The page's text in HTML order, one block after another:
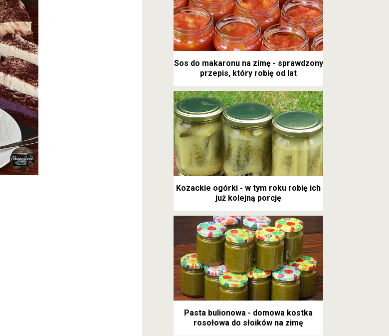
Sos do makaronu na zimę - sprawdzony
przepis, który robię od lat
Kozackie ogórki - w tym roku robię ich
już kolejną porcję
Pasta bulionowa - domowa kostka
rosołowa do słoików na zimę